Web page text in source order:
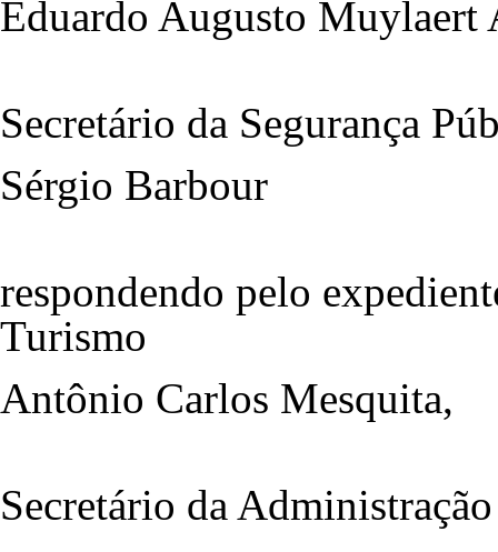
Eduardo Augusto Muylaert
Secretário da Segurança
Sérgio Barbour
respondendo pelo
Turismo
Antônio Carlos Mesquita,
Secretário da Administração